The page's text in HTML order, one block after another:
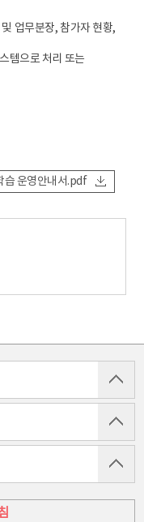
업무분장, 참가자 현황,
템으로 처리 또는
습 운영안내서.pdf